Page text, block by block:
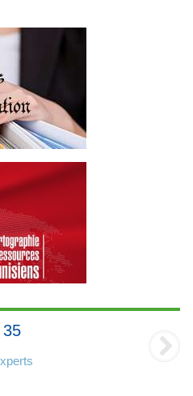
35